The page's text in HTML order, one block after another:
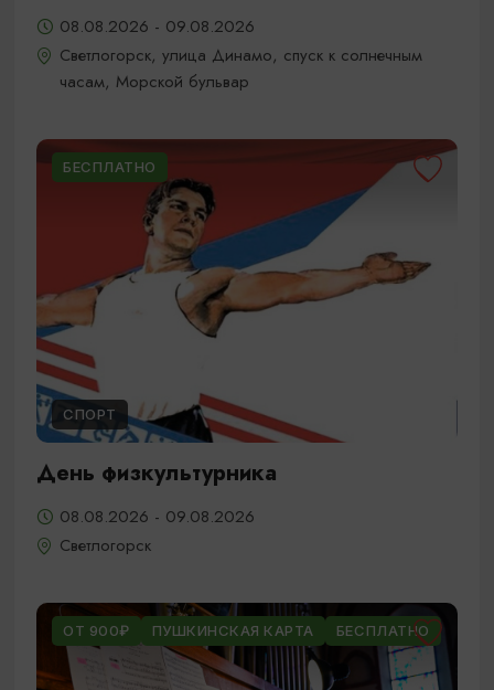
08.08.2026 - 09.08.2026
Светлогорск, улица Динамо, спуск к солнечным
часам, Морской бульвар
БЕСПЛАТНО
СПОРТ
День физкультурника
08.08.2026 - 09.08.2026
Светлогорск
ОТ 900₽ ПУШКИНСКАЯ КАРТА БЕСПЛАТНО